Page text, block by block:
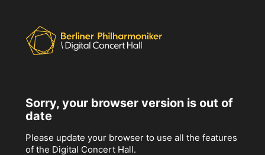
Sorry, your browser version is out of
date
Please update your browser to use all the features
of the Digital Concert Hall.